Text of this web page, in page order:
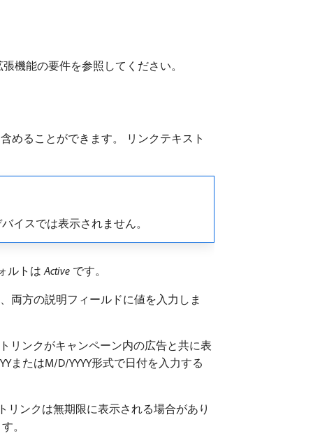
機能の要件を参照してください。
めることができます。 リンクテキスト
イスでは表示されません。
ルトは​Active ​です。
両方の説明フィールドに値を入力しま
リンクがキャンペーン内の広告と共に表
またはM/D/YYYY形式で日付を入力する
リンクは無期限に表示される場合があり
。